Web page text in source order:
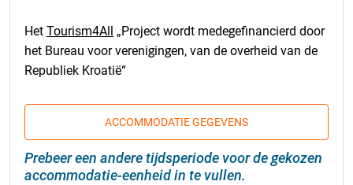
Het Tourism4All
„Project wordt medegefinancierd door
het Bureau voor verenigingen, van de overheid van de
Republiek Kroatië“
ACCOMMODATIE GEGEVENS
Prebeer een andere tijdsperiode voor de gekozen
accommodatie-eenheid in te vullen.